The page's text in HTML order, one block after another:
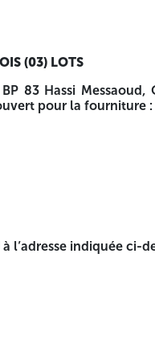
:
(03) LOTS
83 Hassi Messaoud,
pour la fourniture :
l’adresse indiquée ci-